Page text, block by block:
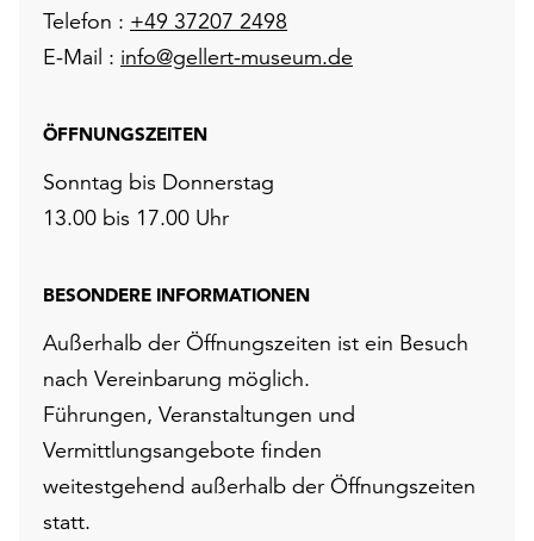
Telefon : +49 37207 2498
E-Mail : info@gellert-museum.de
ÖFFNUNGSZEITEN
Sonntag bis Donnerstag
13.00 bis 17.00 Uhr
BESONDERE INFORMATIONEN
Außerhalb der Öffnungszeiten ist ein Besuch
nach Vereinbarung möglich.
Führungen, Veranstaltungen und
Vermittlungsangebote finden
weitestgehend außerhalb der Öffnungszeiten
statt.